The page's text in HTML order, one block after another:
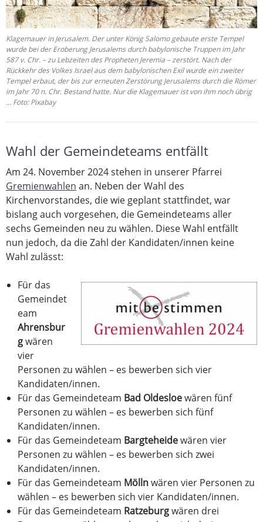
Klagemauer in Jerusalem. Der unter König Salomo gebaute erste Tempel
wurde bei der Eroberung Jerusalems durch babylonische Truppen im Jahr
587 v. Chr. – zu Lebzeiten des Propheten Jeremia – zerstört. Nach der
Rückkehr des Volkes Israel aus dem babylonischen Exil wurde ein zweiter
Tempel erbaut, der bis zur erneuten Zerstörung Jerusalems durch die Römer
im Jahr 70 n. Chr. Bestand hatte. Nur die Klagemauer ist von ihm noch übrig
… Foto: Pixabay
Wahl der Gemeindeteams entfällt
Am 24. November 2024 stehen in unserer Pfarrei
Gremienwahlen an. Neben der Wahl des
Kirchenvorstandes, die wie geplant stattfindet, war
bislang auch vorgesehen, die Gemeindeteams aller
sechs Gemeinden neu zu wählen. Diese Wahl entfällt
nun jedoch, da die Zahl der Kandidaten/innen keine
Wahl zulässt:
Für das
Gemeindet
eam
Ahrensbur
gwären
vier
Personen zu wählen – es bewerben sich vier
Kandidaten/innen.
Für das Gemeindeteam Bad Oldesloewären fünf
Personen zu wählen – es bewerben sich fünf
Kandidaten/innen.
Für das Gemeindeteam Bargteheidewären vier
Personen zu wählen – es bewerben sich zwei
Kandidaten/innen.
Für das Gemeindeteam Möllnwären vier Personen zu
wählen – es bewerben sich vier Kandidaten/innen.
Für das Gemeindeteam Ratzeburgwären drei